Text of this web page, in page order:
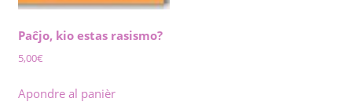
Paĉjo, kio estas rasismo?
5,00€
Apondre al panièr